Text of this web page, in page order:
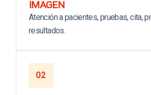
IMAGEN
Atención a pacientes, pruebas, cita,
resultados.
02